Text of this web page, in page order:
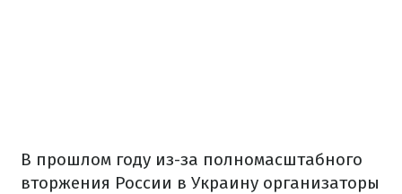
В прошлом году из-за полномасштабного
вторжения России в Украину организаторы